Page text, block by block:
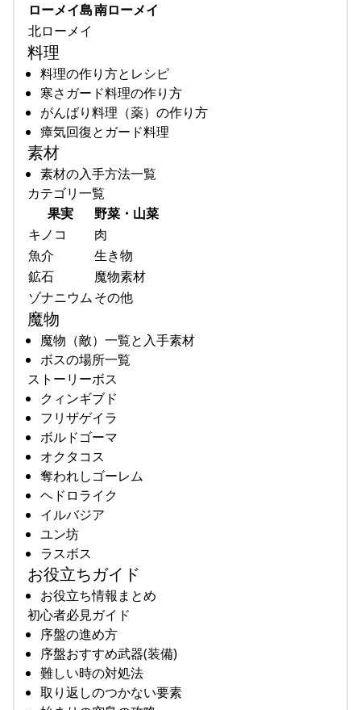
ローメイ島南ローメイ
北ローメイ
料理
料理の作り方とレシピ
寒さガード料理の作り方
がんばり料理（薬）の作り方
瘴気回復とガード料理
素材
素材の入手方法一覧
カテゴリ一覧
果実
野菜・山菜
キノコ
肉
魚介
生き物
鉱石
魔物素材
ゾナニウムその他
魔物
魔物（敵）一覧と入手素材
ボスの場所一覧
ストーリーボス
クィンギブド
フリザゲイラ
ボルドゴーマ
オクタコス
奪われしゴーレム
ヘドロライク
イルバジア
ユン坊
ラスボス
お役立ちガイド
お役立ち情報まとめ
初心者必見ガイド
序盤の進め方
序盤おすすめ武器(装備)
難しい時の対処法
取り返しのつかない要素